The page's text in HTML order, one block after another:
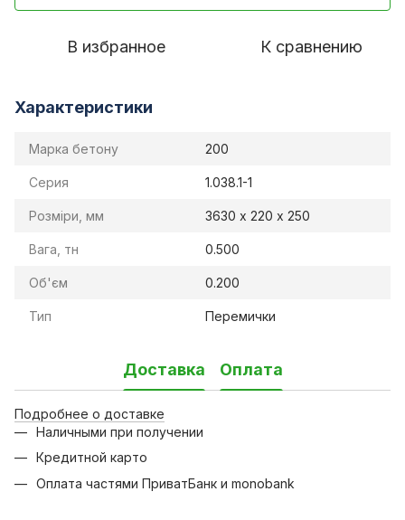
В избранное К сравнению
Характеристики
Марка бетону 200
Серия 1.038.1-1
Розміри, мм 3630 х 220 х 250
Вага, тн 0.500
Об'єм 0.200
Тип Перемички
Доставка Оплата
Подробнее о доставке
Наличными при получении
Кредитной карто
Оплата частями ПриватБанк и monobank